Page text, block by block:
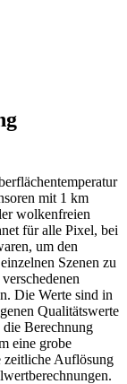
mit 1 km
wolkenfreien
für alle Pixel, bei
um den
Szenen zu
Die Werte sind in
Qualitätswerte
Berechnung
eine grobe
zeitliche Auflösung